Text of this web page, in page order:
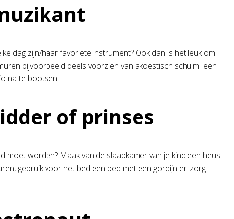
dag zijn/haar favoriete instrument? Ook dan is het leuk om
bijvoorbeeld deels voorzien van akoestisch schuim een
na te bootsen.
of prinses
worden? Maak van de slaapkamer van je kind een heus
gebruik voor het bed een bed met een gordijn en zorg